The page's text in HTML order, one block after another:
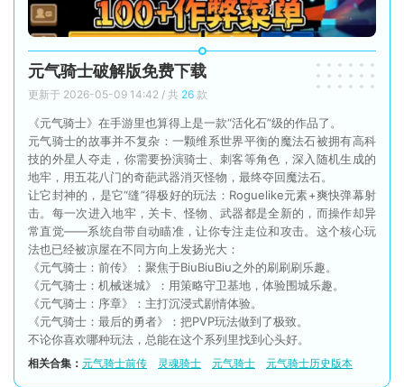
元气骑士破解版免费下载
更新于 2026-05-09 14:42 / 共 26 款
《元气骑士》在手游里也算得上是一款“活化石”级的作品了。
元气骑士的故事并不复杂：一颗维系世界平衡的魔法石被拥有高科
技的外星人夺走，你需要扮演骑士、刺客等角色，深入随机生成的
地牢，用五花八门的奇葩武器消灭怪物，最终夺回魔法石。
让它封神的，是它“缝”得极好的玩法：Roguelike元素+爽快弹幕射
击。每一次进入地牢，关卡、怪物、武器都是全新的，而操作却异
常直觉——系统自带自动瞄准，让你专注走位和攻击。这个核心玩
法也已经被凉屋在不同方向上发扬光大：
《元气骑士：前传》：聚焦于BiuBiuBiu之外的刷刷刷乐趣。
《元气骑士：机械迷城》：用策略守卫基地，体验围城乐趣。
《元气骑士：序章》：主打沉浸式剧情体验。
《元气骑士：最后的勇者》：把PVP玩法做到了极致。
不论你喜欢哪种玩法，总能在这个系列里找到心头好。
相关合集： 元气骑士前传 灵魂骑士 元气骑士 元气骑士历史版本